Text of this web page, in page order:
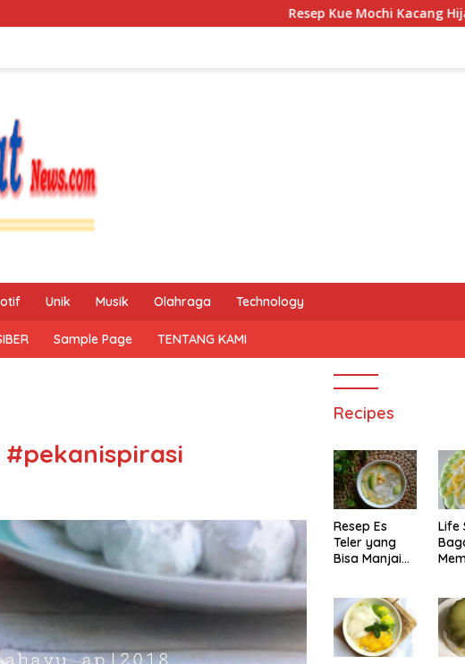
Resep Kue Mochi Kacang Hijau
Unik Musik Olahraga Technology
Sample Page TENTANG KAMI
#pekanispirasi
Recipes
Resep Es
Teler yang
Bisa Manjain
Life